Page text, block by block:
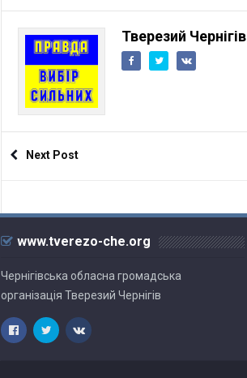
Тверезий Чернігів
Next Post
www.tverezo-che.org
Чернігівська обласна громадська
організація Тверезий Чернігів